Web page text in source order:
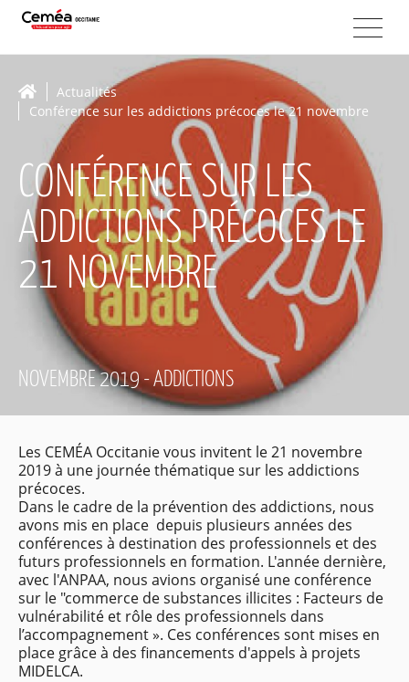
Actualités
Conférence sur les addictions précoces le 21 novembre
CONFÉRENCE SUR LES
ADDICTIONS PRÉCOCES LE
21 NOVEMBRE
NOVEMBRE 2019 - ADDICTIONS
Les CEMÉA Occitanie vous invitent le 21 novembre
2019 à une journée thématique sur les addictions
précoces.
Dans le cadre de la prévention des addictions, nous
avons mis en place depuis plusieurs années des
conférences à destination des professionnels et des
futurs professionnels en formation. L'année dernière,
avec l'ANPAA, nous avions organisé une conférence
sur le "commerce de substances illicites : Facteurs de
vulnérabilité et rôle des professionnels dans
l’accompagnement ». Ces conférences sont mises en
place grâce à des financements d'appels à projets
MIDELCA.